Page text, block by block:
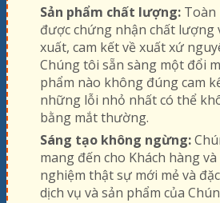
Sản phẩm chất lượng: Toàn
được chứng nhận chất lượng
xuất, cam kết về xuất xứ
Chúng tôi sẵn sàng một đổi
phẩm nào không đúng cam
những lỗi nhỏ nhất có thể
bằng mắt thường.
Sáng tạo không ngừng:
mang đến cho Khách hàng
nghiệm thật sự mới mẻ và
dịch vụ và sản phẩm của